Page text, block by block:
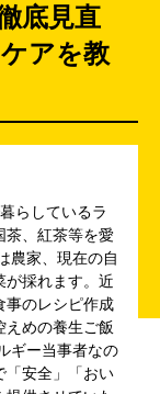
底見直
アを教
らしているラ
茶、紅茶等を愛
農家、現在の自
が採れます。近
事のレシピ作成
えめの養生ご飯
ギー当事者なの
「安全」「おい